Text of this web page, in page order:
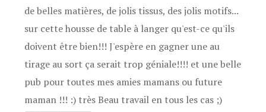
de belles matières, de jolis tissus, des jolis motifs...
sur cette housse de table à langer qu'est-ce qu'ils
doivent être bien!!! J'espère en gagner une au
tirage au sort ça serait trop géniale!!!! et une belle
pub pour toutes mes amies mamans ou future
maman !!! :) très Beau travail en tous les cas ;)